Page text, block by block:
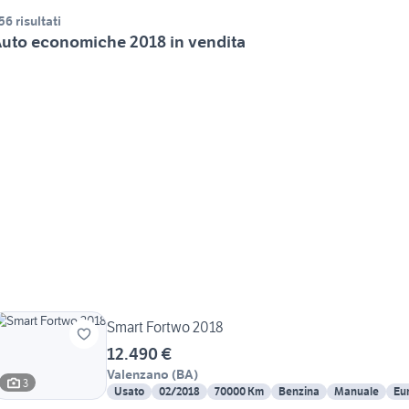
risultati
economiche 2018 in vendita
3
Smart Fortwo 2018
12.490 €
Valenzano (BA)
Usato 02/2018 70000 Km Benzina Manuale